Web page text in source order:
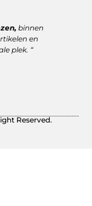
binnen
en
plek. “
Reserved.